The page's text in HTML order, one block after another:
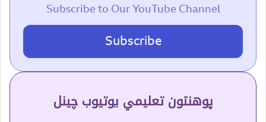
Subscribe to Our YouTube Channel
Subscribe
پوهنتون تعلیمي یوتیوب چینل